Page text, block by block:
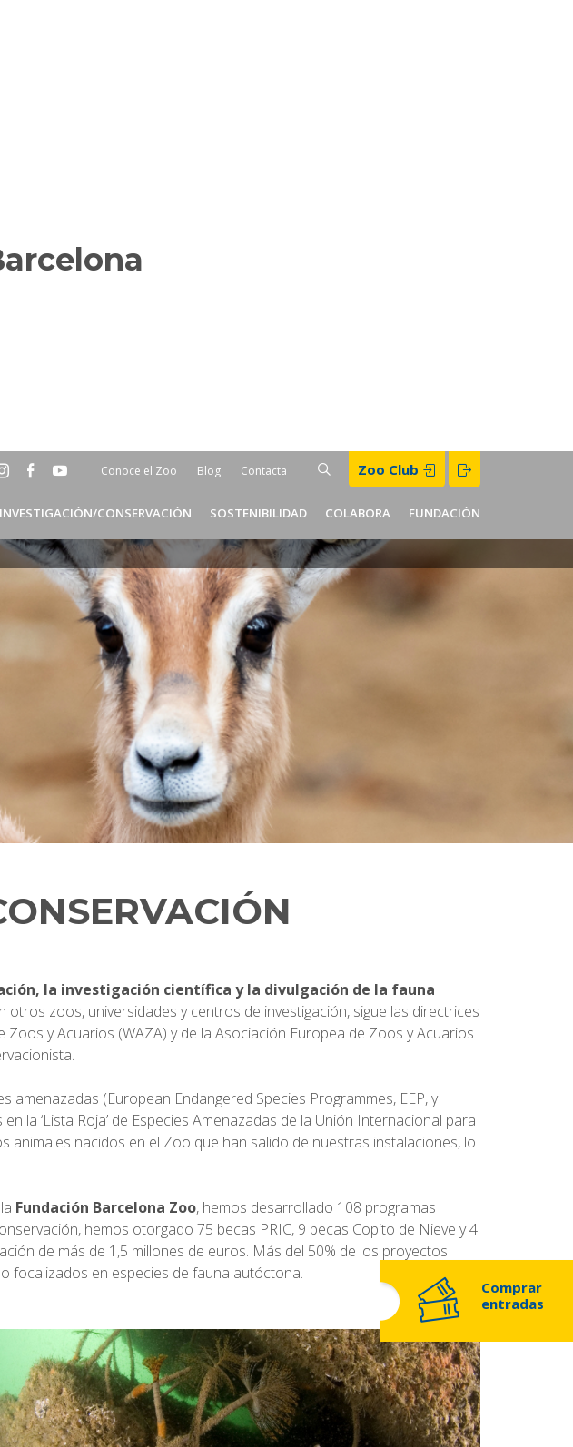
SocialHeader
ES
Conoce el Zoo Blog Contacta BUSCAR
Zoo Club
INVESTIGACIÓN/CONSERVACIÓN SOSTENIBILIDAD COLABORA FUNDACIÓN
Comprar
entradas
la investigación científica y la divulgación de la fauna
zoos, universidades y centros de investigación, sigue las directrices
y Acuarios (WAZA) y de la Asociación Europea de Zoos y Acuarios
amenazadas (European Endangered Species Programmes, EEP, y
la ‘Lista Roja’ de Especies Amenazadas de la Unión Internacional para
animales nacidos en el Zoo que han salido de nuestras instalaciones, lo
Fundación Barcelona Zoo, hemos desarrollado 108 programas
hemos otorgado 75 becas PRIC, 9 becas Copito de Nieve y 4
de más de 1,5 millones de euros. Más del 50% de los proyectos
focalizados en especies de fauna autóctona.